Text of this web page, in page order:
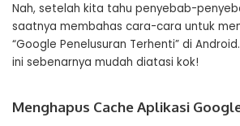
Nah, setelah kita tahu penyebab-
saatnya membahas cara-cara untuk
“Google Penelusuran Terhenti” di
ini sebenarnya mudah diatasi kok!
Menghapus Cache Aplikasi